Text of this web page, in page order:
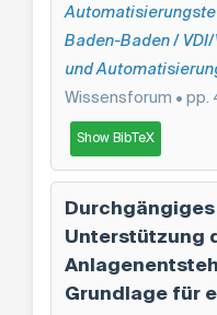
Baden-Baden /
und
Wissensforum • pp.
Show BibTeX
Unterstützung
Grundlage für